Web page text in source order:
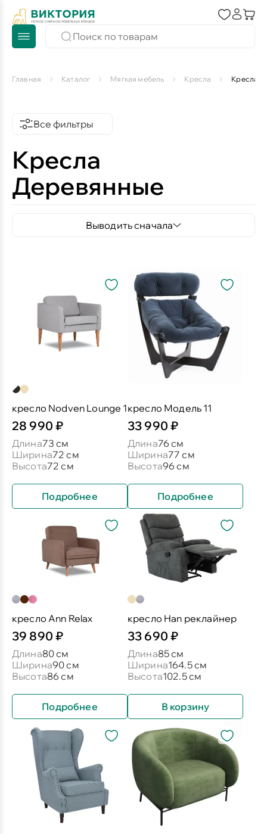
Главная Каталог Мягкая мебель Кресла Кресла
Все фильтры
Кресла
Деревянные
Выводить сначала
кресло Nodven Lounge 1
28 990 ₽
Длина73 см
Ширина72 см
Высота72 см
Подробнее
кресло Модель 11
33 990 ₽
Длина76 см
Ширина77 см
Высота96 см
Подробнее
кресло Ann Relax
39 890 ₽
Длина80 см
Ширина90 см
Высота86 см
Подробнее
кресло Han реклайнер
33 690 ₽
Длина85 см
Ширина164.5 см
Высота102.5 см
В корзину